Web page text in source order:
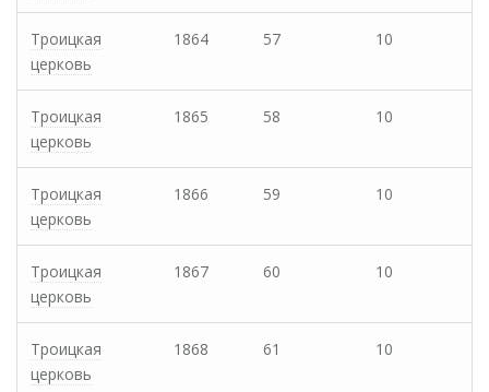
Троицкая
церковь
1864 57 10
Троицкая
церковь
1865 58 10
Троицкая
церковь
1866 59 10
Троицкая
церковь
1867 60 10
Троицкая
церковь
1868 61 10